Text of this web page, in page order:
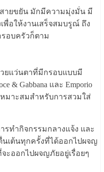
ายขยัน มักมีความมุ่งมั่น มี
พื่อให้งานเสร็จสมบรูณ์ ถึง
รอบครัวก็ตาม
แว่นตาที่มีกรอบแบบมี
& Gabbana และ Emporio
มาะสมสำหรับการสวมใส่
รทำกิจกรรมกลางแจ้ง และ
นเต้นทุกครั้งที่ได้ออกไปผจญ
ะออกไปผจญภัยอยู่เรื่อยๆ